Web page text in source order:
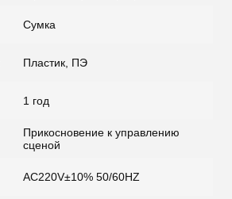
Сумка
Пластик, ПЭ
1 год
Прикосновение к управлению
сценой
AC220V±10% 50/60HZ